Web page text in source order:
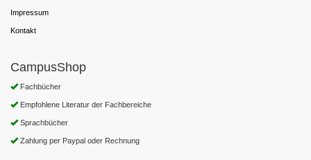
Impressum
Kontakt
CampusShop
Fachbücher
Empfohlene Literatur der Fachbereiche
Sprachbücher
Zahlung per Paypal oder Rechnung